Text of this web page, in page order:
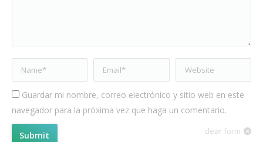
Name * Email * Website
Guardar mi nombre, correo electrónico y sitio web en este
navegador para la próxima vez que haga un comentario.
clear form
Submit